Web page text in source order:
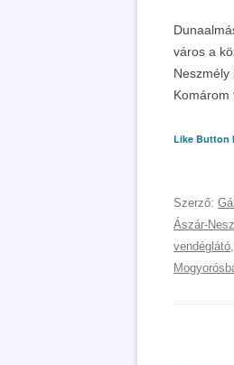
város a
Like Button
Szerző:
Ászár-
vendéglátó,